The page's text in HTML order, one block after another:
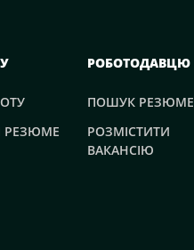
РЕЗЮМЕ
РОБОТОДАВЦЮ
ПОШУК РЕЗЮМЕ
РОЗМІСТИТИ
ВАКАНСІЮ